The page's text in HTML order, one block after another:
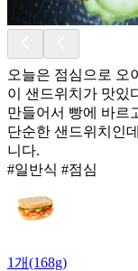
오늘은 점심으로 오
이 샌드위치가 맛있
만들어서 빵에 바르
단순한 샌드위치인
니다.
#일반식 #점심
1개(168g)